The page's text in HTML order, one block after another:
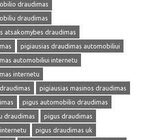
draudimas
draudimas
atsakomybes draudimas
pigiausias draudimas automobiliui
automobiliui internetu
internetu
pigiausias masinos draudimas
pigus automobilio draudimas
draudimas
pigus draudimas
pigus draudimas uk